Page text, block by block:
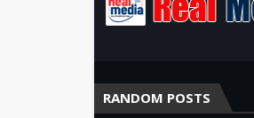
RANDOM POSTS